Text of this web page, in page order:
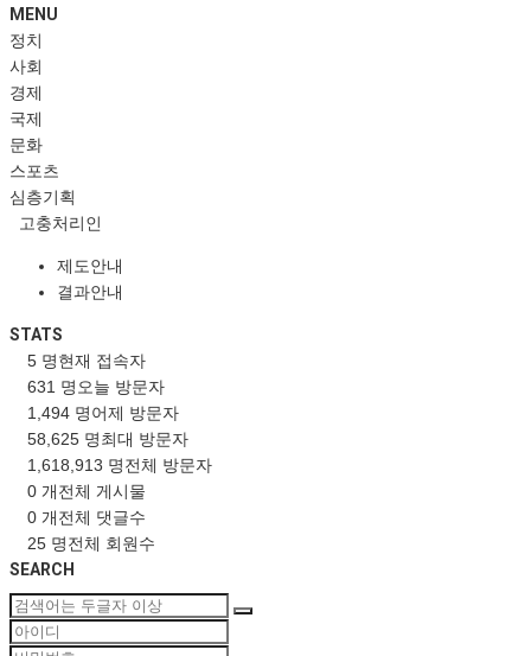
MENU
정치
사회
경제
국제
문화
스포츠
심층기획
고충처리인
제도안내
결과안내
STATS
5 명현재 접속자
631 명 오늘 방문자
1,494 명어제 방문자
58,625 명최대 방문자
1,618,913 명전체 방문자
0 개전체 게시물
0 개전체 댓글수
25 명전체 회원수
SEARCH